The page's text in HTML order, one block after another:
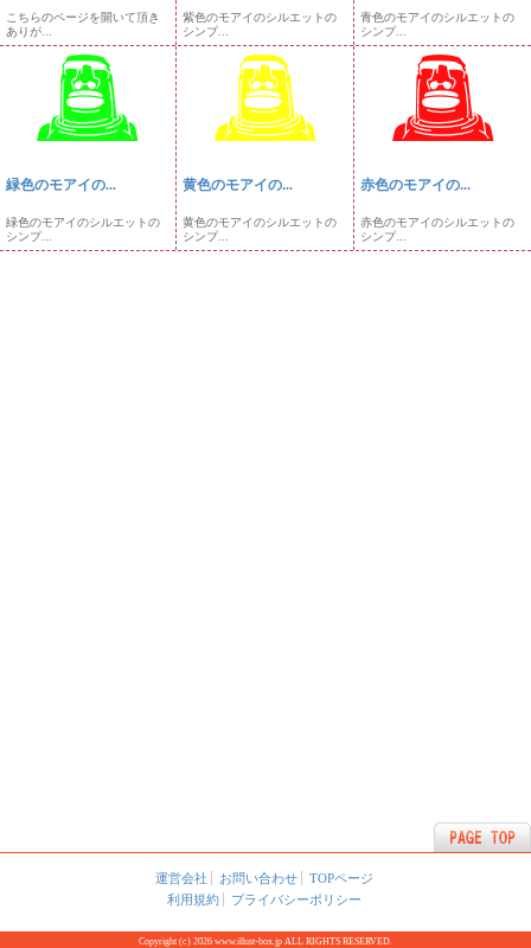
こちらのページを開いて頂き
ありが...
紫色のモアイのシルエットの
シンプ...
青色のモアイのシルエットの
シンプ...
緑色のモアイの...
緑色のモアイのシルエットの
シンプ...
黄色のモアイの...
黄色のモアイのシルエットの
シンプ...
赤色のモアイの...
赤色のモアイのシルエットの
シンプ...
運営会社 お問い合わせ
TOPページ
利用規約
プライバシーポリシー
Copyright (c) 2026 www.illust-box.jp ALL RIGHTS RESERVED.